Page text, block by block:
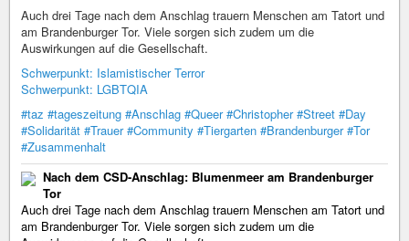
Auch drei Tage nach dem Anschlag trauern Menschen am Tatort und
am Brandenburger Tor. Viele sorgen sich zudem um die
Auswirkungen auf die Gesellschaft.
Schwerpunkt: Islamistischer Terror
Schwerpunkt: LGBTQIA
#taz #tageszeitung #Anschlag #Queer #Christopher #Street #Day
#Solidarität #Trauer #Community #Tiergarten #Brandenburger #Tor
#Zusammenhalt
Nach dem CSD-Anschlag: Blumenmeer am Brandenburger
Tor
Auch drei Tage nach dem Anschlag trauern Menschen am Tatort und
am Brandenburger Tor. Viele sorgen sich zudem um die